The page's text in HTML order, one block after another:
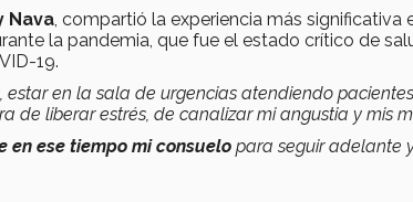
Nava, compartió la experiencia más
la pandemia, que fue el estado crítico de
19.
estar en la sala de urgencias atendiendo
de liberar estrés, de canalizar mi angustia y mis
en ese tiempo mi consuelo para seguir adelante